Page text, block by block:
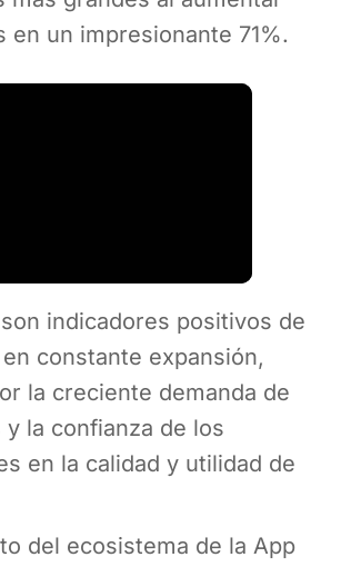
en un impresionante 71%.
indicadores positivos de
constante expansión,
la creciente demanda de
y la confianza de los
en la calidad y utilidad de
del ecosistema de la App